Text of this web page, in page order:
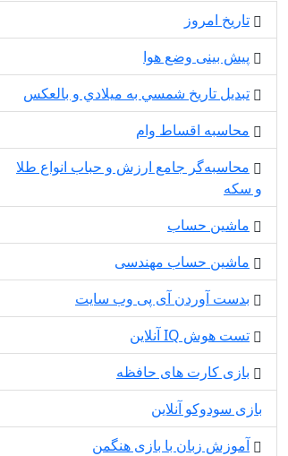
تاریخ امروز
پیش بینی وضع هوا
تبديل تاريخ شمسي به ميلادي و بالعكس
محاسبه اقساط وام
محاسبه‌گر جامع ارزش و حباب انواع طلا
و سکه
ماشین حساب
ماشین حساب مهندسی
بدست آوردن آی پی وب سایت
تست هوش IQ آنلاین
بازی کارت های حافظه
بازی سودوکو آنلاین
آموزش زبان با بازی هنگمن